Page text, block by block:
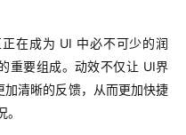
在成为 UI 中必不可少的润
重要组成。动效不仅让 UI界
清晰的反馈，从而更加快捷